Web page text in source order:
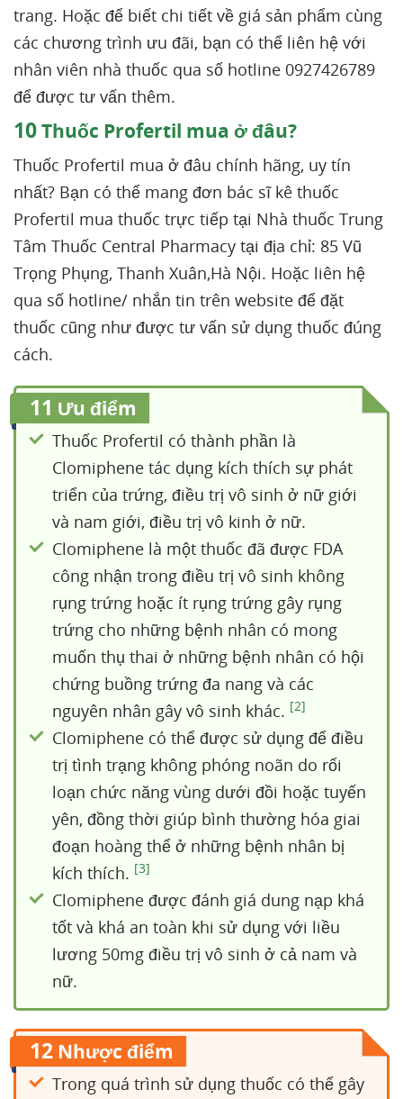
trang. Hoặc để biết chi tiết về giá sản phẩm cùng
các chương trình ưu đãi, bạn có thể liên hệ với
nhân viên nhà thuốc qua số hotline 0927426789
để được tư vấn thêm.
10Thuốc Profertil mua ở đâu?
Thuốc Profertil mua ở đâu chính hãng, uy tín
nhất? Bạn có thể mang đơn bác sĩ kê thuốc
Profertil mua thuốc trực tiếp tại Nhà thuốc Trung
Tâm Thuốc Central Pharmacy tại địa chỉ: 85 Vũ
Trọng Phụng, Thanh Xuân,Hà Nội. Hoặc liên hệ
qua số hotline/ nhắn tin trên website để đặt
thuốc cũng như được tư vấn sử dụng thuốc đúng
cách.
11 Ưu điểm
Thuốc Profertil có thành phần là
Clomiphene tác dụng kích thích sự phát
triển của trứng, điều trị vô sinh ở nữ giới
và nam giới, điều trị vô kinh ở nữ.
Clomiphene là một thuốc đã được FDA
công nhận trong điều trị vô sinh không
rụng trứng hoặc ít rụng trứng gây rụng
trứng cho những bệnh nhân có mong
muốn thụ thai ở những bệnh nhân có hội
chứng buồng trứng đa nang và các
nguyên nhân gây vô sinh khác. [2]
Clomiphene có thể được sử dụng để điều
trị tình trạng không phóng noãn do rối
loạn chức năng vùng dưới đồi hoặc tuyến
yên, đồng thời giúp bình thường hóa giai
đoạn hoàng thể ở những bệnh nhân bị
kích thích. [3]
Clomiphene được đánh giá dung nạp khá
tốt và khá an toàn khi sử dụng với liều
lương 50mg điều trị vô sinh ở cả nam và
nữ.
12 Nhược điểm
Trong quá trình sử dụng thuốc có thể gây